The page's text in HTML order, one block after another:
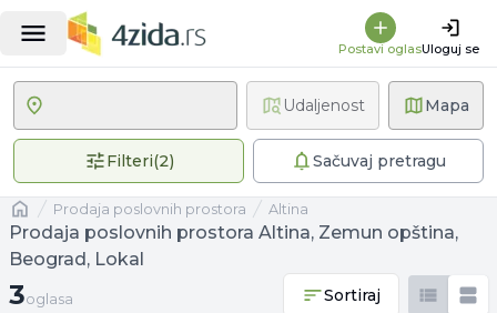
Postavi oglasUloguj se
Mapa
Filteri(2)2 primenjena filteraSačuvaj pretragu
Udaljenost
Naslovnaprodaja poslovnih prostora Altina
Prodaja poslovnih prostora Altina, Zemun opština,
Beograd, Lokal
3 oglasa
3oglasa Sortiraj